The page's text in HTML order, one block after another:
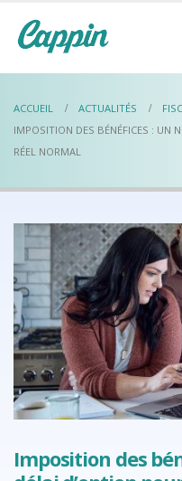
ACCUEIL ACTUALITÉS
IMPOSITION DES BÉNÉFICES : UN
RÉEL NORMAL
Imposition des